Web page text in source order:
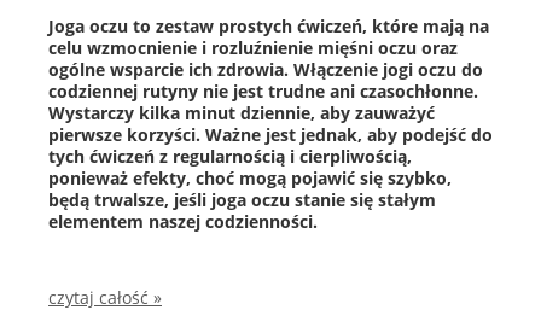
Joga oczu to zestaw prostych ćwiczeń, które mają na
celu wzmocnienie i rozluźnienie mięśni oczu oraz
ogólne wsparcie ich zdrowia. Włączenie jogi oczu do
codziennej rutyny nie jest trudne ani czasochłonne.
Wystarczy kilka minut dziennie, aby zauważyć
pierwsze korzyści. Ważne jest jednak, aby podejść do
tych ćwiczeń z regularnością i cierpliwością,
ponieważ efekty, choć mogą pojawić się szybko,
będą trwalsze, jeśli joga oczu stanie się stałym
elementem naszej codzienności.
czytaj całość »